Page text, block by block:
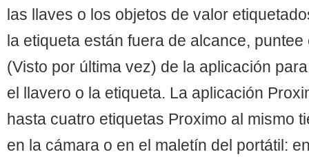
las llaves o los objetos de valor
la etiqueta están fuera de alcance,
(Visto por última vez) de la aplicación
el llavero o la etiqueta. La aplicación
hasta cuatro etiquetas Proximo al mismo
en la cámara o en el maletín del portátil: